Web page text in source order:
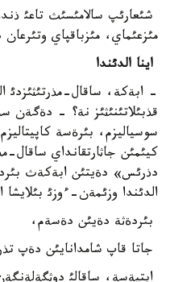
شئعارئپ سالامئسئث تاعئ
مئزعئماي، مئزباقپاي
اينا الدئندا
- ابةكة، ساقال-
قذبئلاتئنئثئز نة؟ - دةگةن
سوسياليزم، بئرةسة
كيئمئن جاثارتقانداي ساقال-
دذرئس» دةيتئن ابةكةث
الدئندا وزئمةن-ءوزئ
بئردةثة دةيئن دةسةم،
جاتا قاپ شامدانايئن دةپ